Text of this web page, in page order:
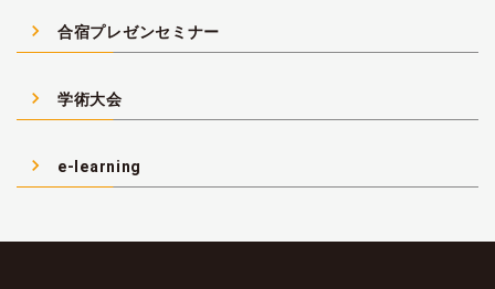
navigate_next 合宿プレゼンセミナー
navigate_next 学術大会
navigate_next e-learning